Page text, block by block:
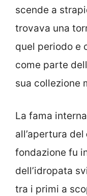
scende a
trovava una
quel periodo e
come parte
sua collezione
La fama
all’apertura del
fondazione fu
dell’idropata
tra i primi a